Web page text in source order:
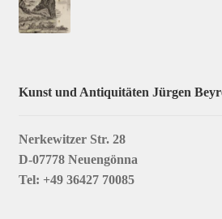
Kunst und Antiquitäten Jürgen
Nerkewitzer Str. 28
D-07778 Neuengönna
Tel: +49 36427 70085